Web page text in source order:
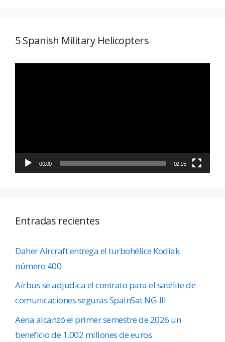
5 Spanish Military Helicopters
00:00 02:15
Entradas recientes
Daher Aircraft entrega el turbohélice Kodiak
número 400
Airbus se adjudica el contrato para el satélite de
comunicaciones seguras SpainSat NG-III
Aena alcanzó el primer semestre de 2026 un
beneficio de 1.002 millones de euros